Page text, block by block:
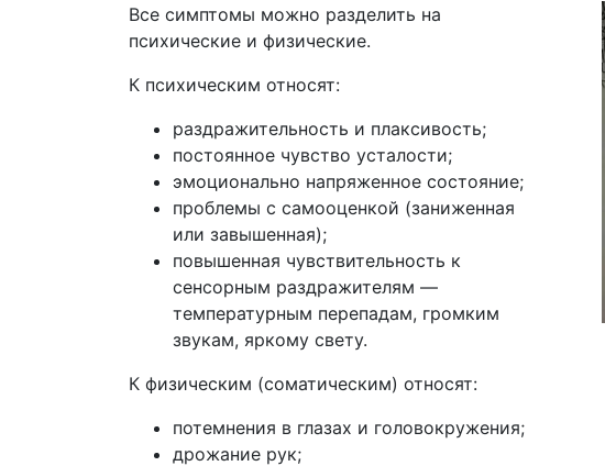
Все симптомы можно разделить на
психические и физические.
К психическим относят:
раздражительность и плаксивость;
постоянное чувство усталости;
эмоционально напряженное состояние;
проблемы с самооценкой (заниженная
или завышенная);
повышенная чувствительность к
сенсорным раздражителям —
температурным перепадам, громким
звукам, яркому свету.
К физическим (соматическим) относят:
потемнения в глазах и головокружения;
дрожание рук;